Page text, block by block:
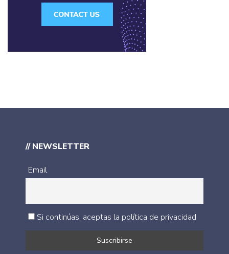
// NEWSLETTER
Email
Si continúas, aceptas la política de privacidad